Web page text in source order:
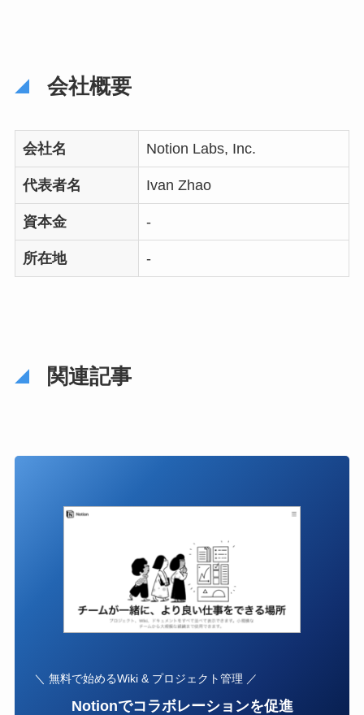
会社概要
会社名 Notion Labs, Inc.
代表者名 Ivan Zhao
資本金 -
所在地 -
関連記事
＼ 無料で始めるWiki & プロジェクト管理 ／
Notionでコラボレーションを促進